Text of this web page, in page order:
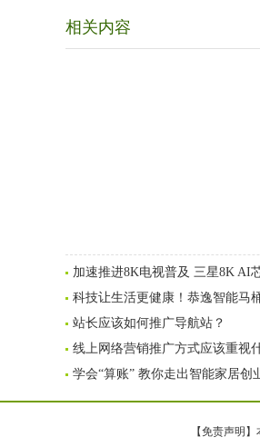
相关内容
加速推进8K电视普及 三星8K AI
科技让生活更健康！恭逸智能马
站长应该如何推广导航站？
线上网络营销推广方式应该重视
学会“算账” 教你走出智能家居创
【免责声明